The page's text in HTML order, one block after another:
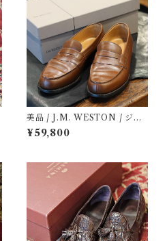
美品 / J.M. WESTON / ジェ
イエムウエストン / 180 / ロー
ファー / 中古 / 革靴 / ５ D
¥59,800